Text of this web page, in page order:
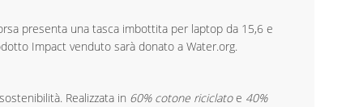
presenta una tasca imbottita per laptop da 15,6 e
Impact venduto sarà donato a Water.org.
Realizzata in 60% cotone riciclatoe 40%